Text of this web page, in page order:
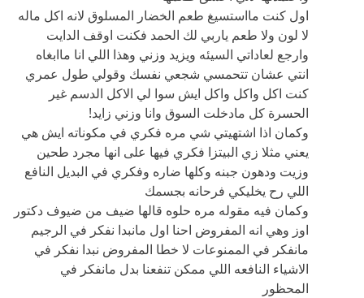
اول كنت مااستسيغ طعم الخضار المسلوق لانه اكل ماله
لا لون ولا طعم ياربي لك الحمد فكنت اوقف الدايت
وارجع لعاداتي السيئه ويزيد وزني وهذا اللي انا ماابغاه
انتي عشان تتحمسي شجعي نفسك وقولي طول عمري
كنت اكل واكل واكل ايش سوا لي الاكل الدسم غير
الحسرة كل مادخلت السوق وانا وزني زايد!
وكمان اذا اشتهيتي شي مره فكري في مكوناته ايش هي
يعني مثلا زي البيتزا فكري فيها على انها مجرد طحين
وزيت ودهون جبنه وكلها ضاره وفكري في البديل النافع
اللي رح يخليكي فرحانه بجسمك
وكمان فيه مقوله مره حلوه قالها ضيف من ضيوف دكتور
اوز وهي انه المفروض احنا اول مانبدا نفكر في الرجيم
مانفكر في الممنوعات لا خطا المفروض نبدا نفكر في
الاشياء النافعه اللي ممكن تنفعنا بدل مانفكر في
المحظور